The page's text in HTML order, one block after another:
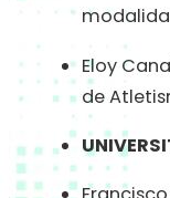
Eloy
de